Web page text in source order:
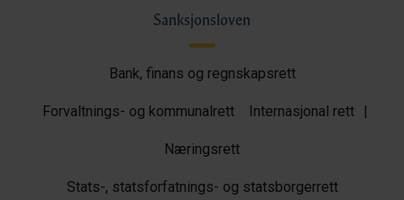
Sanksjonsloven
Bank, finans og regnskapsrett
Forvaltnings- og kommunalrett Internasjonal rett |
Næringsrett
Stats-, statsforfatnings- og statsborgerrett